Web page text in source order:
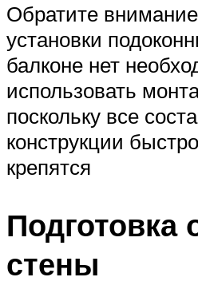
Обратите
установки
балконе нет
использовать
поскольку все
конструкции
крепятся
Подготовка
стены